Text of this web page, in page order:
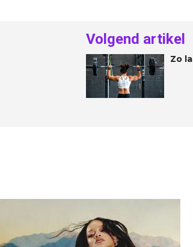
Volgend artikel
Zo